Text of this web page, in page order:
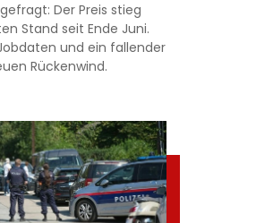
Der Preis stieg
Stand seit Ende Juni.
und ein fallender
Rückenwind.